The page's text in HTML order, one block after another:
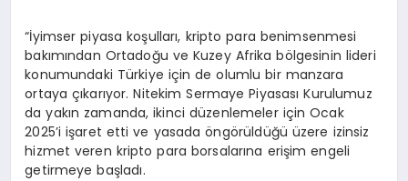
“İyimser piyasa koşulları, kripto para benimsenmesi
bakımından Ortadoğu ve Kuzey Afrika bölgesinin lideri
konumundaki Türkiye için de olumlu bir manzara
ortaya çıkarıyor. Nitekim Sermaye Piyasası Kurulumuz
da yakın zamanda, ikinci düzenlemeler için Ocak
2025’i işaret etti ve yasada öngörüldüğü üzere izinsiz
hizmet veren kripto para borsalarına erişim engeli
getirmeye başladı.